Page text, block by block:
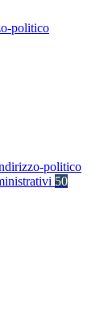
politico
politico
50